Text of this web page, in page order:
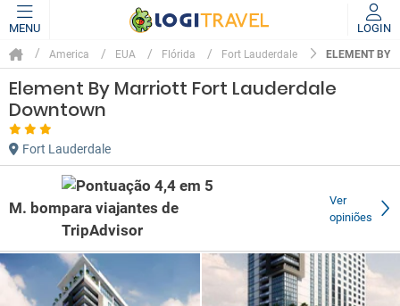
MENU LOGIN
America EUA Flórida Fort Lauderdale ELEMENT BY
Element By Marriott Fort Lauderdale
Downtown
Fort Lauderdale
M. bom
Ver
opiniões